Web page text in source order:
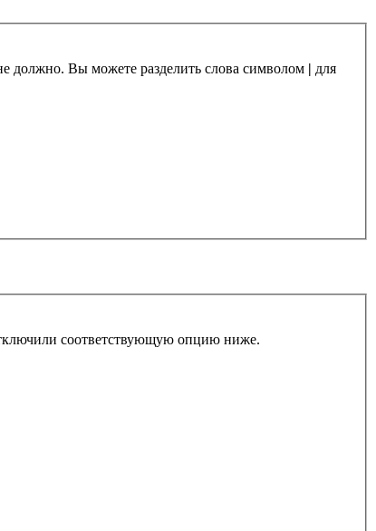
должно. Вы можете разделить слова символом | для
соответствующую опцию ниже.